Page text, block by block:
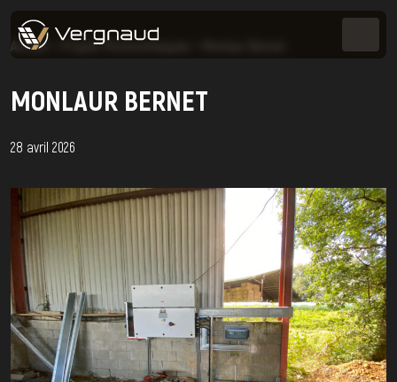
Accueil Projets Photovoltaïques
MONLAUR BERNET
28 avril 2026